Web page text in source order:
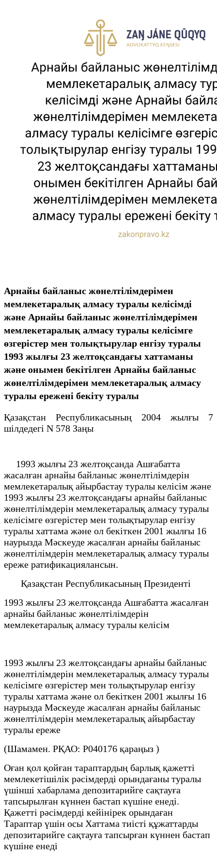
Арнайы байланыс жөнелтілімдерімен
мемлекетаралық алмасу туралы келісімді
және Арнайы байланыс жөнелтілімдерімен
мемлекетаралық алмасу туралы келісімге
өзгерістер мен толықтырулар енгізу туралы
1993 жылғы 23 желтоқсандағы хаттаманы
және онымен бекітілген Арнайы байланыс
жөнелтілімдерімен мемлекетаралық алмасу
туралы ережені бекіту туралы
Қазақстан Республикасының 2004 жылғы 7
шілдедегі N 578 Заңы
1993 жылғы 23 желтоқсанда Ашғабатта
жасалған арнайы байланыс жөнелтілімдерін
мемлекетаралық айырбастау туралы келісім және
1993 жылғы 23 желтоқсандағы арнайы байланыс
жөнелтілімдерін мемлекетаралық алмасу туралы
келісімге өзгерістер мен толықтырулар енгізу
туралы хаттама және ол бекіткен 2001 жылғы 16
наурызда Мәскеуде жасалған арнайы байланыс
жөнелтілімдерін мемлекетаралық алмасу туралы
ереже ратификациялансын.
Қазақстан Республикасының Президенті
1993 жылғы 23 желтоқсанда Ашғабатта жасалған
арнайы байланыс жөнелтілімдерін
мемлекетаралық алмасу туралы келісім
1993 жылғы 23 желтоқсандағы арнайы байланыс
жөнелтілімдерін мемлекетаралық алмасу туралы
келісімге өзгерістер мен толықтырулар енгізу
туралы хаттама және ол бекіткен 2001 жылғы 16
наурызда Мәскеуде жасалған арнайы байланыс
жөнелтілімдерін мемлекетаралық айырбастау
туралы ереже
(Шамамен. РҚАО: P040176 қараңыз )
Оған қол қойған тараптардың барлық қажетті
мемлекетішілік рәсімдерді орындағаны туралы
үшінші хабарлама депозитарийге сақтауға
тапсырылған күннен бастап күшіне енеді.
Қажетті рәсімдерді кейінірек орындаған
Тараптар үшін осы Хаттама тиісті құжаттарды
депозитарийге сақтауға тапсырған күннен бастап
күшіне енеді